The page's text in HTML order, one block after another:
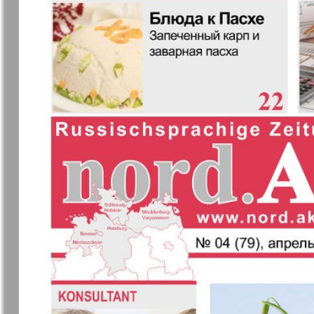
1
1
13
19
❬ Апельсин
Баден-
МК-Германия
планета мнений
МК-
Новые Земляки
Партнер Партнер-
Телеграф